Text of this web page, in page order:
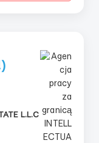
L.L.C